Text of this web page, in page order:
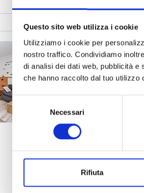
Questo sito web utilizza i cookie
Utilizziamo i cookie per
nostro traffico. Condividiamo
di analisi dei dati web, pubblicità e
che hanno raccolto dal tuo utilizzo
Selezione
del
consenso
Necessari
Rifiuta